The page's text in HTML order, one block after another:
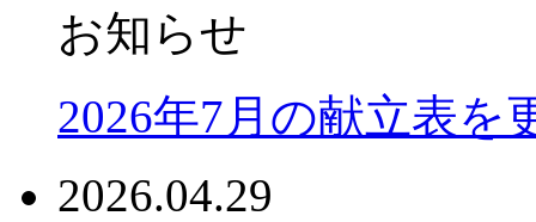
お知らせ
2026年7月の献立表を
2026.04.29